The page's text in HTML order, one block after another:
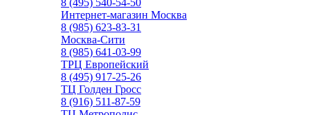
8 (495) 540-54-50
Интернет-магазин Москва
8 (985) 623-83-31
Москва-Сити
8 (985) 641-03-99
ТРЦ Европейский
8 (495) 917-25-26
ТЦ Голден Гросс
8 (916) 511-87-59